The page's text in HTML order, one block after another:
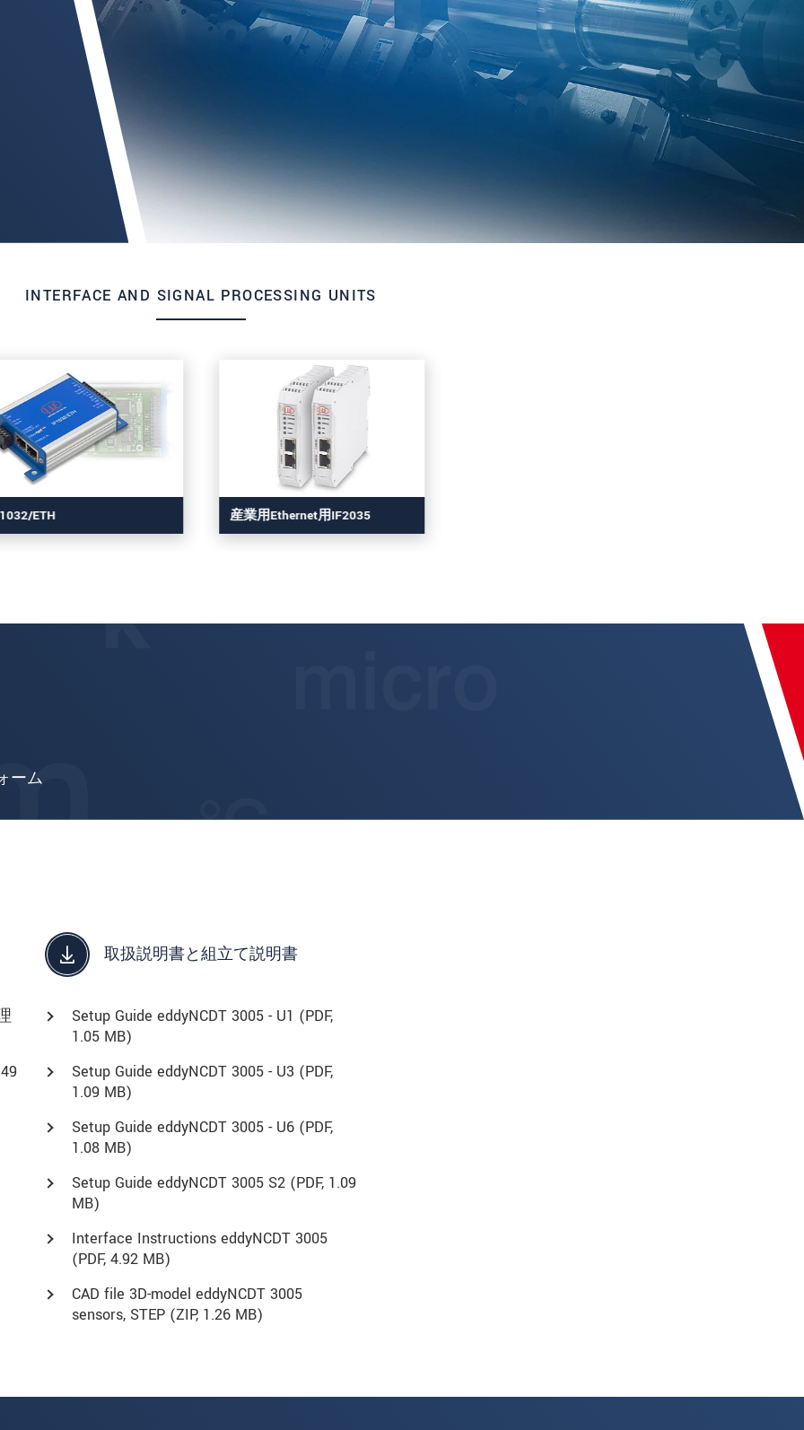
INTERFACE AND SIGNAL PROCESSING UNITS
ETH 産業用Ethernet用IF2035
ーム
取扱説明書と組立て説明書
Setup Guide eddyNCDT 3005 - U1 (PDF,
1.05 MB)
Setup Guide eddyNCDT 3005 - U3 (PDF,
1.09 MB)
Setup Guide eddyNCDT 3005 - U6 (PDF,
1.08 MB)
Setup Guide eddyNCDT 3005 S2 (PDF, 1.09
MB)
Interface Instructions eddyNCDT 3005
(PDF, 4.92 MB)
CAD file 3D-model eddyNCDT 3005
sensors, STEP (ZIP, 1.26 MB)